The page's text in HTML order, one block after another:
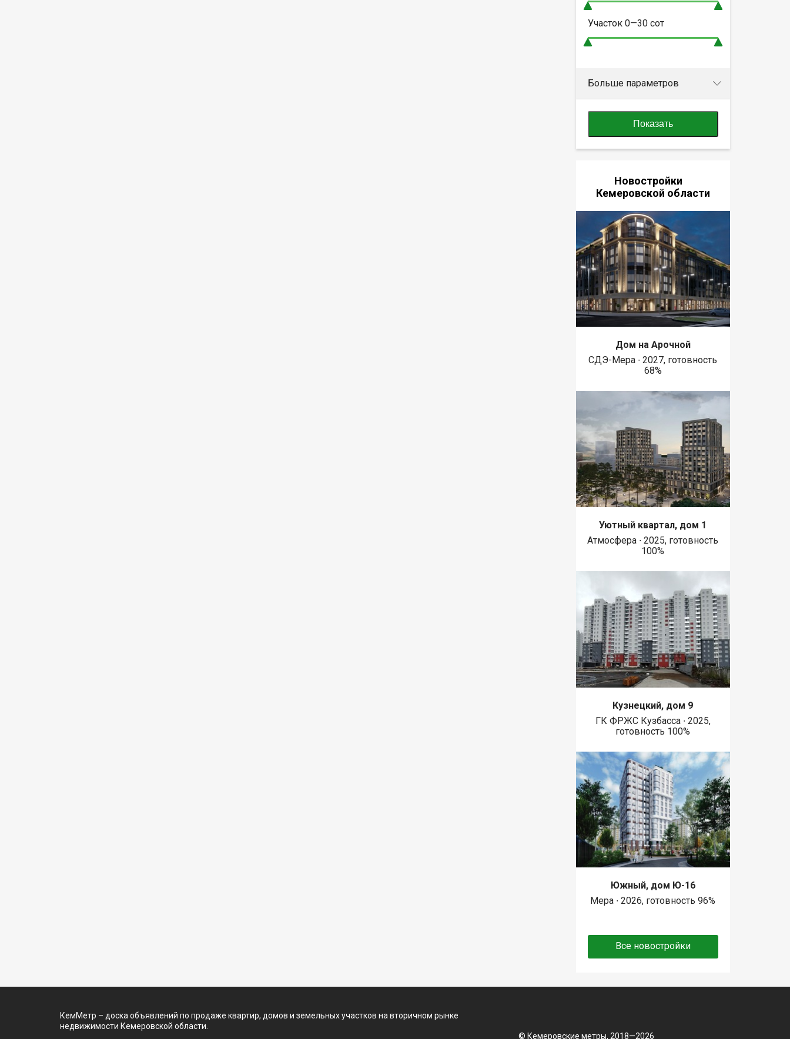
Участок 0—30сот
Больше параметров
Показать
Новостройки
Кемеровской области
Дом на Арочной
СДЭ-Мера ∙ 2027, готовность
68%
Уютный квартал, дом 1
Атмосфера ∙ 2025, готовность
100%
Кузнецкий, дом 9
ГК ФРЖС Кузбасса ∙ 2025,
готовность 100%
Южный, дом Ю-16
Мера ∙ 2026, готовность 96%
Все новостройки
КемМетр – доска объявлений по продаже квартир, домов и земельных участков на вторичном рынке
недвижимости Кемеровской области.
© Кемеровские метры, 2018—2026